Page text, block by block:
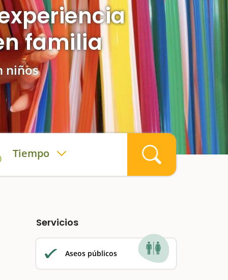
familia
niños
Tiempo
Servicios
Aseos públicos